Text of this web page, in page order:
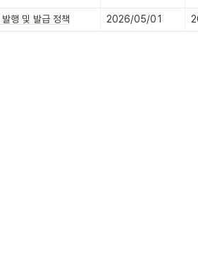
행 및 발급 정책 2026/05/01